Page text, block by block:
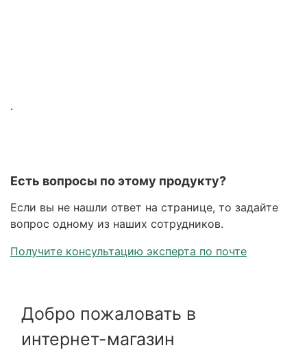
.
Есть вопросы по этому продукту?
Если вы не нашли ответ на странице, то задайте
вопрос одному из наших сотрудников.
Получите консультацию эксперта по почте
Добро пожаловать в
интернет-магазин